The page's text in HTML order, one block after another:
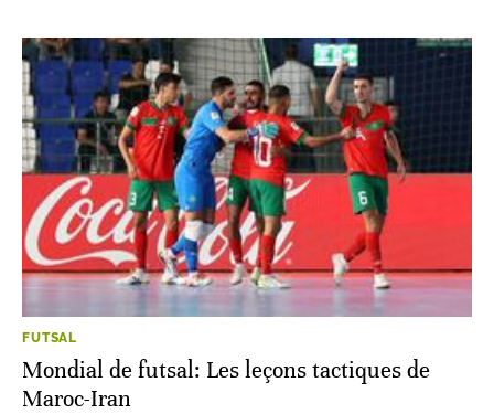
FUTSAL
Mondial de futsal: Les leçons tactiques de
Maroc-Iran